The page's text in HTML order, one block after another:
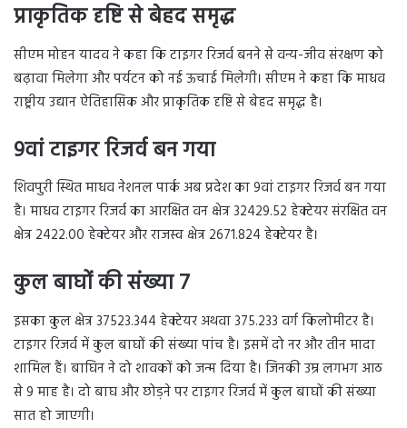
प्राकृतिक दृष्टि से बेहद समृद्ध
सीएम मोहन यादव ने कहा कि टाइगर रिजर्व बनने से वन्य-जीव संरक्षण को
बढ़ावा मिलेगा और पर्यटन को नई ऊचाई मिलेगी। सीएम ने कहा कि माधव
राष्ट्रीय उद्यान ऐतिहासिक और प्राकृतिक दृष्टि से बेहद समृद्ध है।
9वां टाइगर रिजर्व बन गया
शिवपुरी स्थित माधव नेशनल पार्क अब प्रदेश का 9वां टाइगर रिजर्व बन गया
है। माधव टाइगर रिजर्व का आरक्षित वन क्षेत्र 32429.52 हेक्टेयर संरक्षित वन
क्षेत्र 2422.00 हेक्टेयर और राजस्व क्षेत्र 2671.824 हेक्टेयर है।
कुल बाघों की संख्या 7
इसका कुल क्षेत्र 37523.344 हेक्टेयर अथवा 375.233 वर्ग किलोमीटर है।
टाइगर रिजर्व में कुल बाघों की संख्या पांच है। इसमें दो नर और तीन मादा
शामिल हैं। बाघिन ने दो शावकों को जन्म दिया है। जिनकी उम्र लगभग आठ
से 9 माह है। दो बाघ और छोड़ने पर टाइगर रिजर्व में कुल बाघों की संख्या
सात हो जाएगी।